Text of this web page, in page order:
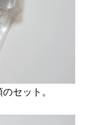
セット。